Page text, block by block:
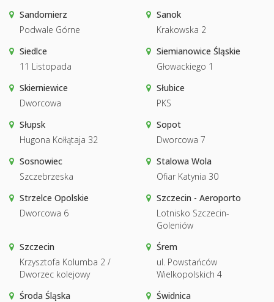
Sandomierz
Podwale Górne
Sanok
Krakowska 2
Siedlce
11 Listopada
Siemianowice Śląskie
Głowackiego 1
Skierniewice
Dworcowa
Słubice
PKS
Słupsk
Hugona Kołłątaja 32
Sopot
Dworcowa 7
Sosnowiec
Szczebrzeska
Stalowa Wola
Ofiar Katynia 30
Strzelce Opolskie
Dworcowa 6
Szczecin - Aeroporto
Lotnisko Szczecin-
Goleniów
Szczecin
Krzysztofa Kolumba 2 /
Dworzec kolejowy
Śrem
ul. Powstańców
Wielkopolskich 4
Środa Śląska
Świdnica